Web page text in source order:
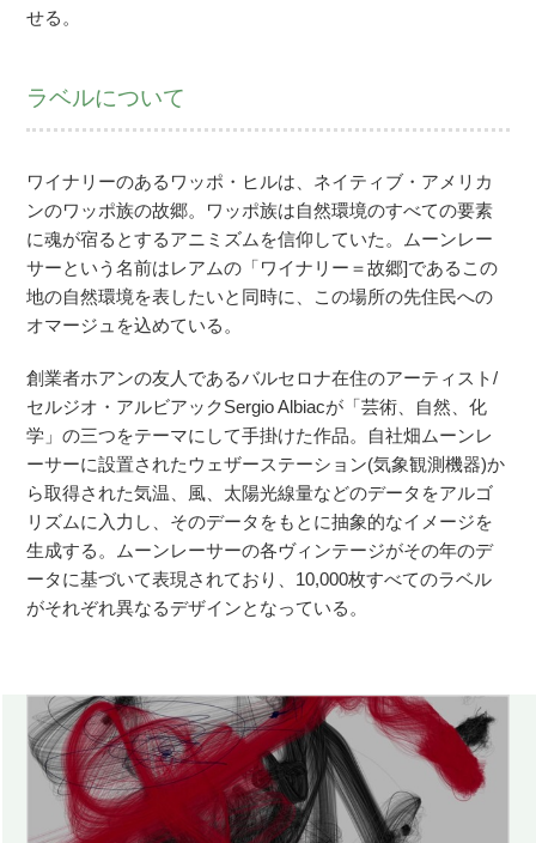
せる。
ラベルについて
ワイナリーのあるワッポ・ヒルは、ネイティブ・アメリカ
ンのワッポ族の故郷。ワッポ族は自然環境のすべての要素
に魂が宿るとするアニミズムを信仰していた。ムーンレー
サーという名前はレアムの「ワイナリー＝故郷]であるこの
地の自然環境を表したいと同時に、この場所の先住民への
オマージュを込めている。
創業者ホアンの友人であるバルセロナ在住のアーティスト/
セルジオ・アルビアックSergio Albiacが「芸術、自然、化
学」の三つをテーマにして手掛けた作品。自社畑ムーンレ
ーサーに設置されたウェザーステーション(気象観測機器)か
ら取得された気温、風、太陽光線量などのデータをアルゴ
リズムに入力し、そのデータをもとに抽象的なイメージを
生成する。ムーンレーサーの各ヴィンテージがその年のデ
ータに基づいて表現されており、10,000枚すべてのラベル
がそれぞれ異なるデザインとなっている。